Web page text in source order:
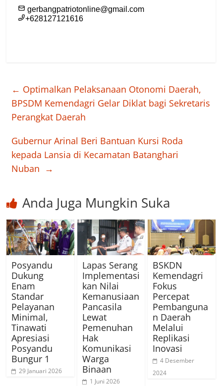
← Optimalkan Pelaksanaan Otonomi Daerah,
BPSDM Kemendagri Gelar Diklat bagi Sekretaris
Perangkat Daerah
Gubernur Arinal Beri Bantuan Kursi Roda
kepada Lansia di Kecamatan Batanghari
Nuban →
Anda Juga Mungkin Suka
Posyandu
Dukung
Enam
Standar
Pelayanan
Minimal,
Tinawati
Apresiasi
Posyandu
Bungur 1
29 Januari 2026
Lapas Serang
Implementasi
kan Nilai
Kemanusiaan
Pancasila
Lewat
Pemenuhan
Hak
Komunikasi
Warga
Binaan
1 Juni 2026
BSKDN
Kemendagri
Fokus
Percepat
Pembanguna
n Daerah
Melalui
Replikasi
Inovasi
4 Desember
2024